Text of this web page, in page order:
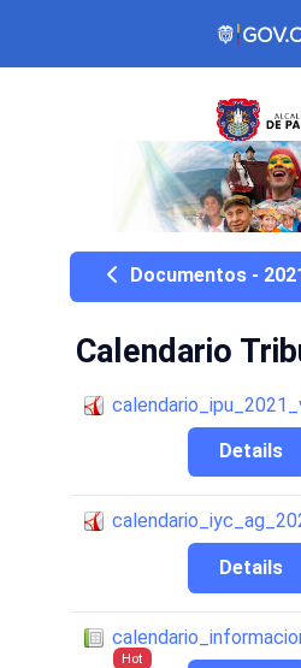
Documentos -
Calendario
Details
Details
Hot